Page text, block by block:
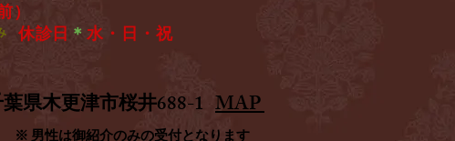
県木更津市桜井688-1 MAP
）
休診日 ＊水・日・祝​